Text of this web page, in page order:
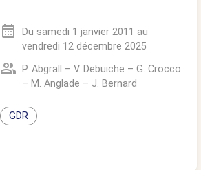
Du samedi 1 janvier 2011 au
vendredi 12 décembre 2025
P. Abgrall
– V. Debuiche – G. Crocco
– M. Anglade – J. Bernard
GDR